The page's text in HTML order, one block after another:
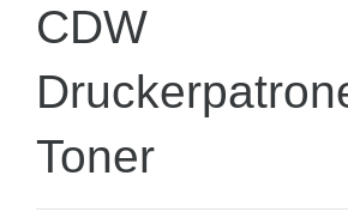
CDW
Toner